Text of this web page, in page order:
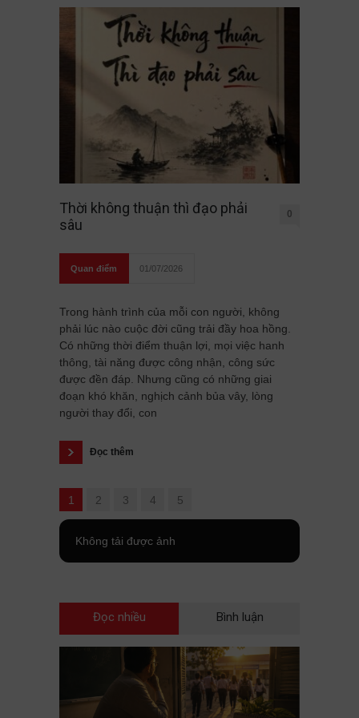
Thời không thuận thì đạo phải
sâu
0
Quan điểm 01/07/2026
Trong hành trình của mỗi con người, không
phải lúc nào cuộc đời cũng trải đầy hoa hồng.
Có những thời điểm thuận lợi, mọi việc hanh
thông, tài năng được công nhận, công sức
được đền đáp. Nhưng cũng có những giai
đoạn khó khăn, nghịch cảnh bủa vây, lòng
người thay đổi, con
Đọc thêm
1 2 3 4 5
Không tải được ảnh
Đọc nhiều Bình luận